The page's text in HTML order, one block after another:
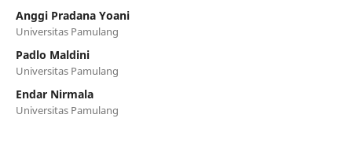
Anggi Pradana Yoani
Universitas Pamulang
Padlo Maldini
Universitas Pamulang
Endar Nirmala
Universitas Pamulang